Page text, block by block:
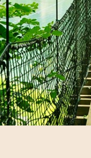
のうつわ
家で絵付け体験
の見どころ